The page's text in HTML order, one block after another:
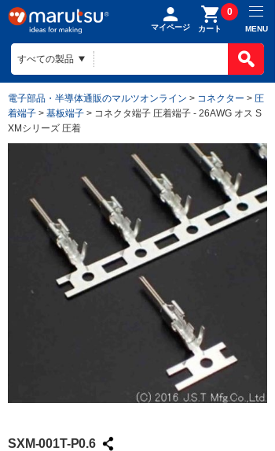
マイページ カート
0
MENU
電子部品・半導体通販のマルツオンライン > コネクター > 圧
着端子 > 基板端子 > コネクタ端子 圧着端子 - 26AWG オス S
XMシリーズ 圧着
SXM-001T-P0.6